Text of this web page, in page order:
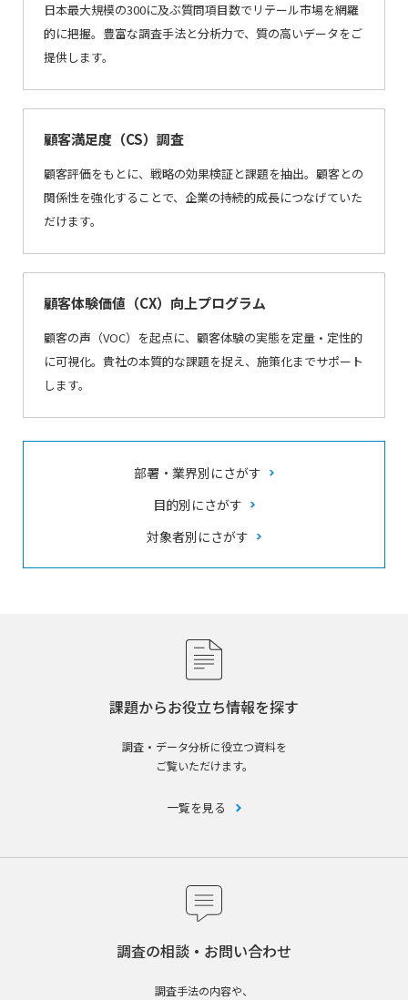
日本最大規模の300に及ぶ質問項目数でリテール市場を網羅
的に把握。豊富な調査手法と分析力で、質の高いデータをご
提供します。
顧客満足度（CS）調査
顧客評価をもとに、戦略の効果検証と課題を抽出。顧客との
関係性を強化することで、企業の持続的成長につなげていた
だけます。
顧客体験価値（CX）向上プログラム
顧客の声（VOC）を起点に、顧客体験の実態を定量・定性的
に可視化。貴社の本質的な課題を捉え、施策化までサポート
します。
部署・業界別にさがす
目的別にさがす
対象者別にさがす
課題からお役立ち情報を探す
調査・データ分析に役立つ資料を
ご覧いただけます。
一覧を見る
調査の相談・お問い合わせ
調査手法の内容や、